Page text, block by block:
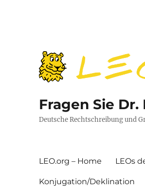
Fragen Sie Dr.
Deutsche Rechtschreibung und
LEO.org – Home LEOs
Konjugation/Deklination